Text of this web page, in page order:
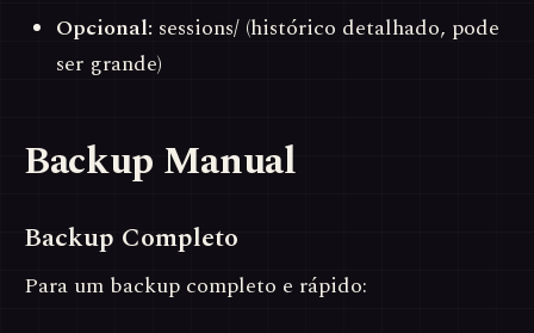
Opcional: sessions/ (histórico detalhado, pode
ser grande)
Backup Manual
Backup Completo
Para um backup completo e rápido: